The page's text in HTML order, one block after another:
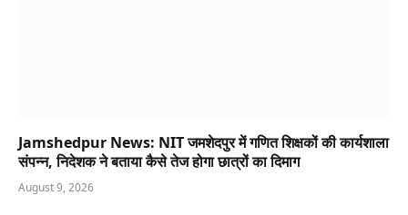
Jamshedpur News: NIT जमशेदपुर में गणित शिक्षकों की कार्यशाला
संपन्न, निदेशक ने बताया कैसे तेज होगा छात्रों का दिमाग
August 9, 2026